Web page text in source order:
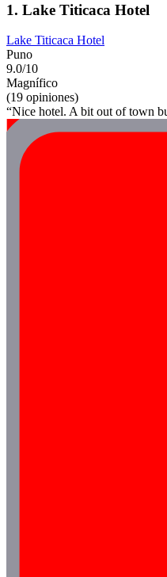
1. Lake Titicaca Hotel
Lake Titicaca Hotel
Puno
9.0/10
Magnífico
(19 opiniones)
“Nice hotel. A bit out of town